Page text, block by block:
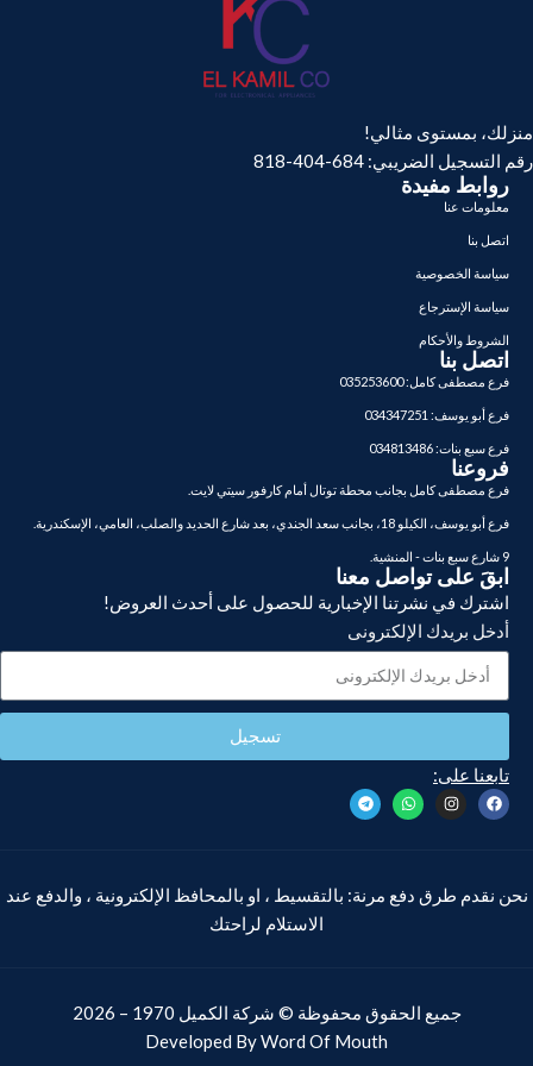
منزلك، بمستوى مثالي!
رقم التسجيل الضريبي: 684-404-818
روابط مفيدة
معلومات عنا
اتصل بنا
سياسة الخصوصية
سياسة الإسترجاع
الشروط والأحكام
اتصل بنا
فرع مصطفى كامل: 035253600
فرع أبو يوسف: 034347251
فرع سبع بنات: 034813486
فروعنا
فرع مصطفى كامل بجانب محطة توتال أمام كارفور سيتي لايت.
فرع أبو يوسف، الكيلو 18، بجانب سعد الجندي، بعد شارع الحديد والصلب، العامي، الإسكندرية.
9 شارع سبع بنات - المنشية.
ابقَ على تواصل معنا
اشترك في نشرتنا الإخبارية للحصول على أحدث العروض!
أدخل بريدك الإلكترونى
تسجيل
تابعنا على:
نحن نقدم طرق دفع مرنة: بالتقسيط ، او بالمحافظ الإلكترونية ، والدفع عند
الاستلام لراحتك
جميع الحقوق محفوظة © شركة الكميل
Developed ByWord Of Mouth